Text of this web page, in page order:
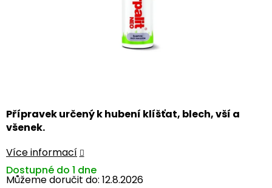
Přípravek určený k hubení klíšťat, blech, vší a
všenek.
Více informací
Můžeme doručit do: 12.8.2026
Dostupné do 1 dne